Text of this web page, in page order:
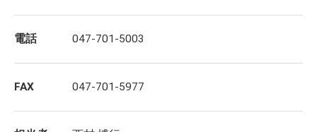
電話 047-701-5003
FAX 047-701-5977